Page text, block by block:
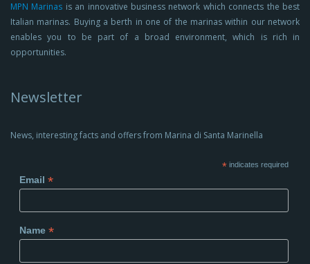
MPN Marinas is an innovative business network which connects the best
Italian marinas. Buying a berth in one of the marinas within our network
enables you to be part of a broad environment, which is rich in
opportunities.
Newsletter
News, interesting facts and offers from Marina di Santa Marinella
*indicates required
Email *
Name *